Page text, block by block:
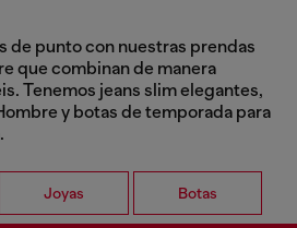
de punto con nuestras prendas
que combinan de manera
Tenemos jeans slim elegantes,
y botas de temporada para
Joyas Botas